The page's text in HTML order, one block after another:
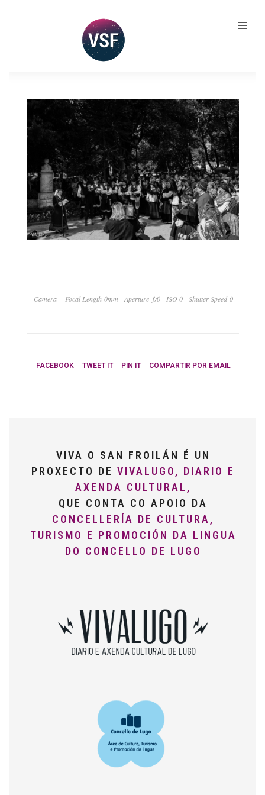
Camera Focal Length 0mm Aperture ƒ/0 ISO 0 Shutter Speed 0
FACEBOOK TWEET IT PIN IT COMPARTIR POR EMAIL
VIVA O SAN FROILÁN É UN
PROXECTO DE VIVALUGO, DIARIO E
AXENDA CULTURAL,
QUE CONTA CO APOIO DA
CONCELLERÍA DE CULTURA,
TURISMO E PROMOCIÓN DA LINGUA
DO CONCELLO DE LUGO